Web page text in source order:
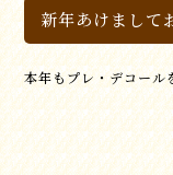
新年あけまして
本年もプレ・デコール